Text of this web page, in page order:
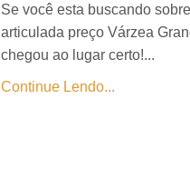
Se você esta buscando
articulada preço Várzea
chegou ao lugar certo!...
Continue Lendo...